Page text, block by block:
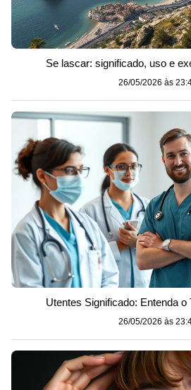
Se lascar: significado, uso e
26/05/2026 às
Utentes Significado: Entenda o
26/05/2026 às